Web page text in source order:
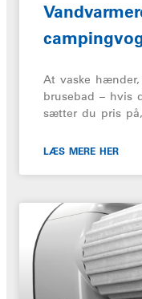
At vaske
brusebad – hvis
sætter du pris
LÆS MERE HER